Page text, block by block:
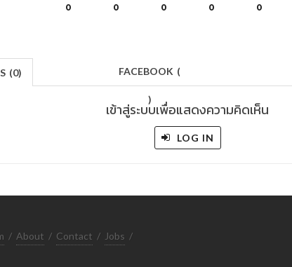
0 0 0 0 0
(0) FACEBOOK (
)
เข้าสู่ระบบเพื่อแสดงความคิดเห็น
LOG IN
/ About / Contact / Jobs /